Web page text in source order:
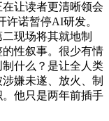
让读者更清晰领会
许诺暂停AI研发。
现场将其就地制
性叙事。很少有情
什么？是让全人类
嫌未遂、放火、制
他只是两年前插手